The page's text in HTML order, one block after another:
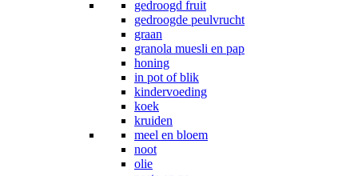
gedroogd fruit
gedroogde peulvrucht
graan
granola muesli en pap
honing
in pot of blik
kindervoeding
koek
kruiden
meel en bloem
noot
olie